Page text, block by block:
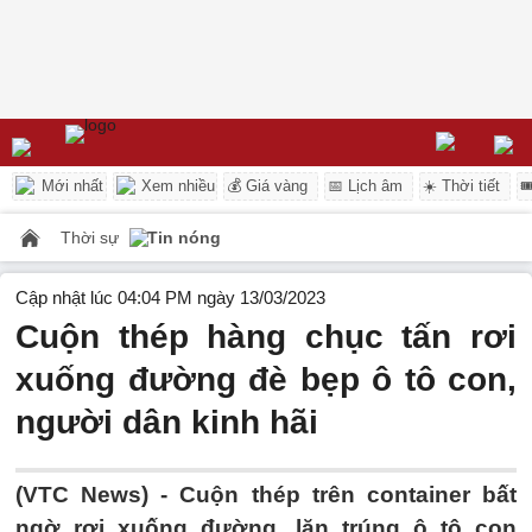
Mới nhất Xem nhiều 💰 Giá vàng 📅 Lịch âm ☀️ Thời tiết
Thời sự Tin nóng
Cập nhật lúc 04:04 PM ngày 13/03/2023
Cuộn thép hàng chục tấn rơi
xuống đường đè bẹp ô tô con,
người dân kinh hãi
(VTC News) -Cuộn thép trên container bất